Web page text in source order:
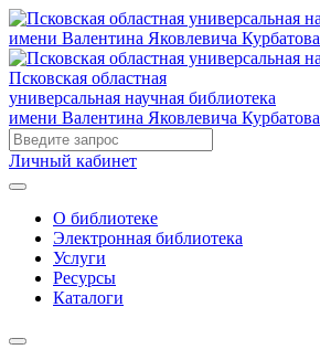
Псковская областная
универсальная научная библиотека
имени Валентина Яковлевича Курбатова
Личный кабинет
О библиотеке
Электронная библиотека
Услуги
Ресурсы
Каталоги